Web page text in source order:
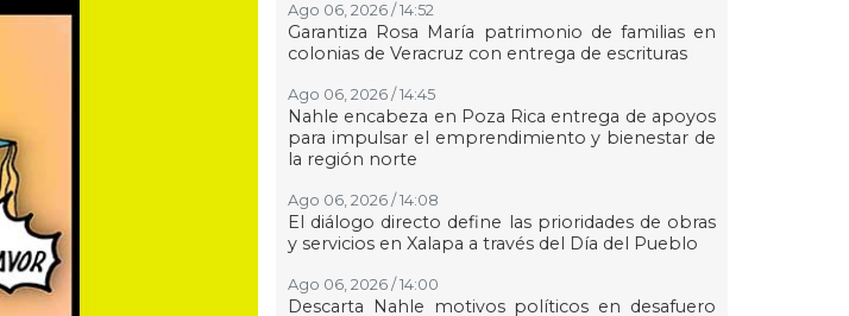
Ago 06, 2026 / 14:52
Garantiza Rosa María patrimonio de familias en
colonias de Veracruz con entrega de escrituras
Ago 06, 2026 / 14:45
Nahle encabeza en Poza Rica entrega de apoyos
para impulsar el emprendimiento y bienestar de
la región norte
Ago 06, 2026 / 14:08
El diálogo directo define las prioridades de obras
y servicios en Xalapa a través del Día del Pueblo
Ago 06, 2026 / 14:00
Descarta Nahle motivos políticos en desafuero